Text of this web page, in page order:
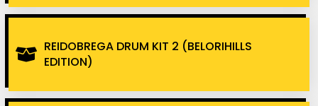
REIDOBREGA DRUM KIT 2 (BELORIHILLS
EDITION)